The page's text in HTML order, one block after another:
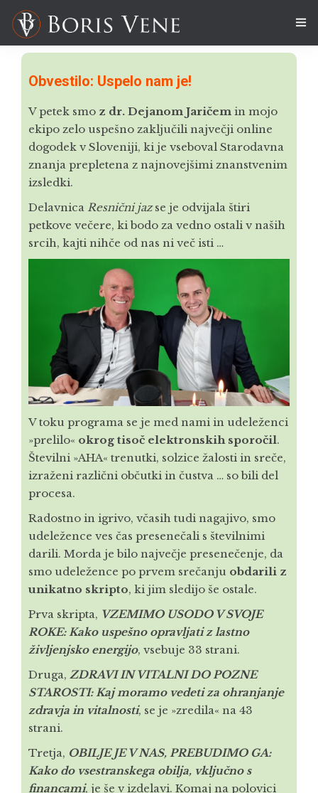
O NAS
SEMINARJI
COACHING
GIBANJE A
TRGOVINA
KOŠARICA
MOJ RAČUN
Obvestilo: Uspelo nam je!
V petek smo z dr. Dejanom Jaričem in mojo
ekipo zelo uspešno zaključili največji online
dogodek v Sloveniji, ki je vseboval Starodavna
znanja prepletena z najnovejšimi znanstvenim
izsledki.
Delavnica Resnični jazse je odvijala štiri
petkove večere, ki bodo za vedno ostali v naših
srcih, kajti nihče od nas ni več isti …
V toku programa se je med nami in udeleženci
»prelilo« okrog tisoč elektronskih sporočil.
Številni »AHA« trenutki, solzice žalosti in sreče,
izraženi različni občutki in čustva … so bili del
procesa.
Radostno in igrivo, včasih tudi nagajivo, smo
udeležence ves čas presenečali s številnimi
darili. Morda je bilo največje presenečenje, da
smo udeležence po prvem srečanju obdarili z
unikatno skripto, ki jim sledijo še ostale.
Prva skripta, VZEMIMO USODO V SVOJE
ROKE: Kako uspešno opravljati z lastno
življenjsko energijo, vsebuje 33 strani.
Druga, ZDRAVI IN VITALNI DO POZNE
STAROSTI: Kaj moramo vedeti za ohranjanje
zdravja in vitalnosti, se je »zredila« na 43
strani.
Tretja, OBILJE JE V NAS, PREBUDIMO GA:
Kako do vsestranskega obilja, vključno s
financami, je še v izdelavi. Komaj na polovici